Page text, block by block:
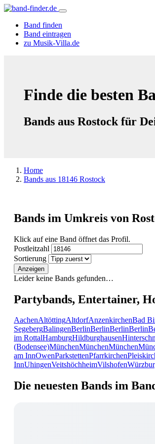
Band finden
Band eintragen
zu Musik-Villa.de
Finde die besten
Bands aus Rostock für
Home
Bands aus 18146 Rostock
Bands im Umkreis von
Klick auf eine Band öffnet das Profil.
Postleitzahl
Sortierung
Anzeigen
Leider keine Bands gefunden…
Partybands, Entertainer,
AachenAltöttingAltdorfAnzenkirchenBad
SegebergBalingenBerlinBerlinBerlinBerlin
im RottalHamburgHildburghausen
(Bodensee)MünchenMünchenMünchen
am InnOwenParkstettenPfarrkirchen
InnUhingenVeitshöchheimVilshofen
Die neuesten Bands im